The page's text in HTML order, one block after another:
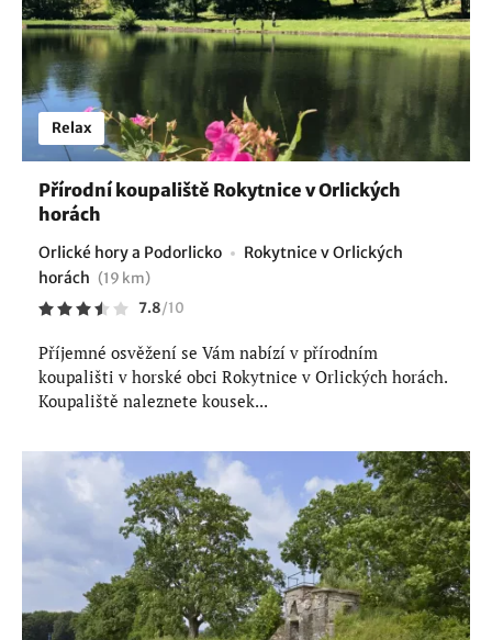
Relax
Přírodní koupaliště Rokytnice v Orlických
horách
Orlické hory a Podorlicko
Rokytnice v Orlických
horách (19 km)
7.8/10
Příjemné osvěžení se Vám nabízí v přírodním
koupališti v horské obci Rokytnice v Orlických horách.
Koupaliště naleznete kousek...